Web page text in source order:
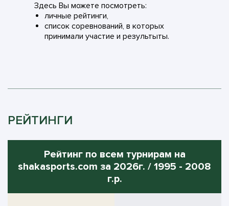
Здесь Вы можете посмотреть:
личные рейтинги,
список соревнований, в которых
принимали участие и результыты.
РЕЙТИНГИ
Рейтинг по всем турнирам на
shakasports.com за 2026г. / 1995 - 2008
г.р.